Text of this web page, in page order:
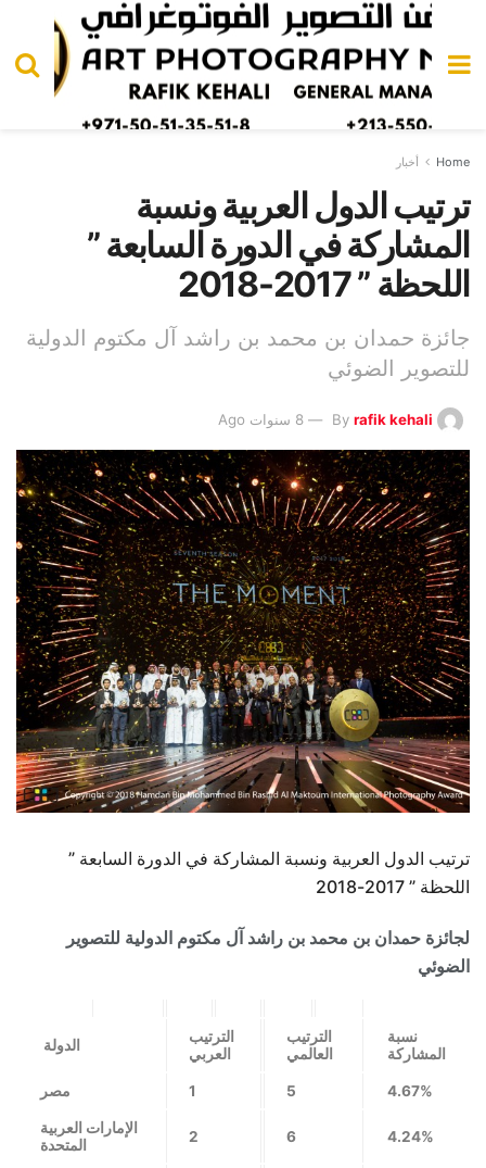
Home أخبار
ترتيب الدول العربية ونسبة
المشاركة في الدورة السابعة ”
اللحظة ” 2017-2018
جائزة حمدان بن محمد بن راشد آل مكتوم الدولية
للتصوير الضوئي
By rafik kehali 8 سنوات Ago
ترتيب الدول العربية ونسبة المشاركة في الدورة السابعة ”
اللحظة ” 2017-2018
لجائزة حمدان بن محمد بن راشد آل مكتوم الدولية للتصوير
الضوئي
نسبة
المشاركة
الترتيب
العالمي
الترتيب
العربي
الدولة
4.67%
5
1 مصر
4.24%
6
2
الإمارات العربية
المتحدة